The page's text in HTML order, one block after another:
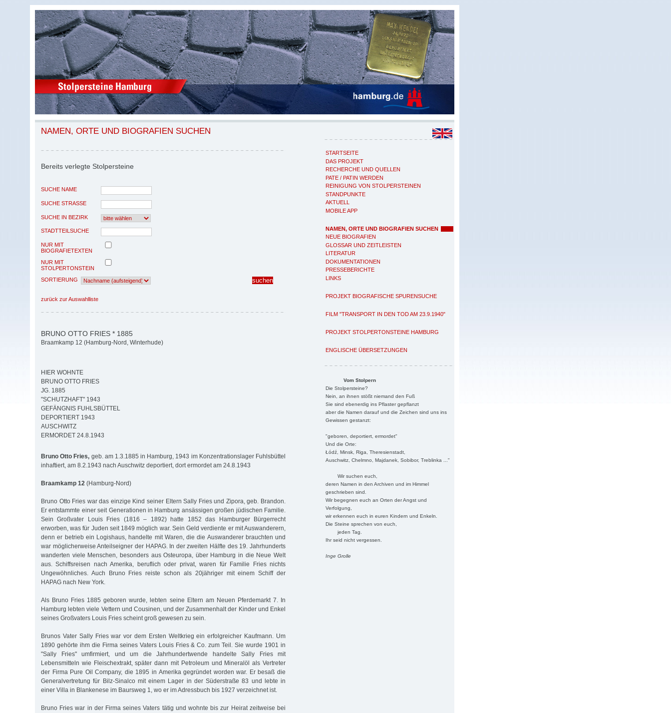
STARTSEITE
DAS PROJEKT
RECHERCHE UND QUELLEN
PATE / PATIN WERDEN
REINIGUNG VON STOLPERSTEINEN
STANDPUNKTE
AKTUELL
MOBILE APP
NAMEN, ORTE UND BIOGRAFIEN SUCHEN
NEUE BIOGRAFIEN
GLOSSAR UND ZEITLEISTEN
LITERATUR
DOKUMENTATIONEN
PRESSEBERICHTE
LINKS
PROJEKT BIOGRAFISCHE SPURENSUCHE
FILM "TRANSPORT IN DEN TOD AM 23.9.1940"
PROJEKT STOLPERTONSTEINE HAMBURG
ENGLISCHE ÜBERSETZUNGEN
Vom Stolpern
Die Stolpersteine?
Nein, an ihnen stößt niemand den Fuß
Sie sind ebenerdig ins Pflaster gepflanzt
aber die Namen darauf und die Zeichen sind uns ins
Gewissen gestanzt:
"geboren, deportiert, ermordet"
Und die Orte:
Łódź, Minsk, Riga, Theresienstadt,
Auschwitz, Chelmno, Majdanek, Sobibor, Treblinka ..."
Wir suchen euch,
deren Namen in den Archiven und im Himmel
geschrieben sind.
Wir begegnen euch an Orten der Angst und
Verfolgung,
wir erkennen euch in euren Kindern und Enkeln.
Die Steine sprechen von euch,
jeden Tag.
Ihr seid nicht vergessen.
Inge Grolle
NAMEN, ORTE UND BIOGRAFIEN SUCHEN
Bereits verlegte Stolpersteine
SUCHE NAME
SUCHE STRASSE
SUCHE IN BEZIRK
STADTTEILSUCHE
NUR MIT
BIOGRAFIETEXTEN
NUR MIT
STOLPERTONSTEIN
SORTIERUNG
zurück zur Auswahlliste
BRUNO OTTO FRIES * 1885
Braamkamp 12 (Hamburg-Nord, Winterhude)
HIER WOHNTE
BRUNO OTTO FRIES
JG. 1885
"SCHUTZHAFT" 1943
GEFÄNGNIS FUHLSBÜTTEL
DEPORTIERT 1943
AUSCHWITZ
ERMORDET 24.8.1943
Bruno Otto Fries, geb. am 1.3.1885 in Hamburg, 1943 im Konzentrationslager Fuhlsbüttel
inhaftiert, am 8.2.1943 nach Auschwitz deportiert, dort ermordet am 24.8.1943
Braamkamp 12 (Hamburg-Nord)
Bruno Otto Fries war das einzige Kind seiner Eltern Sally Fries und Zipora, geb. Brandon.
Er entstammte einer seit Generationen in Hamburg ansässigen großen jüdischen Familie.
Sein Großvater Louis Fries (1816 – 1892) hatte 1852 das Hamburger Bürgerrecht
erworben, was für Juden seit 1849 möglich war. Sein Geld verdiente er mit Auswanderern,
denn er betrieb ein Logishaus, handelte mit Waren, die die Auswanderer brauchten und
war möglicherweise Anteilseigner der HAPAG. In der zweiten Hälfte des 19. Jahrhunderts
wanderten viele Menschen, besonders aus Osteuropa, über Hamburg in die Neue Welt
aus. Schiffsreisen nach Amerika, beruflich oder privat, waren für Familie Fries nichts
Ungewöhnliches. Auch Bruno Fries reiste schon als 20jähriger mit einem Schiff der
HAPAG nach New York.
Als Bruno Fries 1885 geboren wurde, lebten seine Eltern am Neuen Pferdemarkt 7. In
Hamburg lebten viele Vettern und Cousinen, und der Zusammenhalt der Kinder und Enkel
seines Großvaters Louis Fries scheint groß gewesen zu sein.
Brunos Vater Sally Fries war vor dem Ersten Weltkrieg ein erfolgreicher Kaufmann. Um
1890 gehörte ihm die Firma seines Vaters Louis Fries & Co. zum Teil. Sie wurde 1901 in
"Sally Fries" umfirmiert, und um die Jahrhundertwende handelte Sally Fries mit
Lebensmitteln wie Fleischextrakt, später dann mit Petroleum und Mineralöl als Vertreter
der Firma Pure Oil Company, die 1895 in Amerika gegründet worden war. Er besaß die
Generalvertretung für Bilz-Sinalco mit einem Lager in der Süderstraße 83 und lebte in
einer Villa in Blankenese im Baursweg 1, wo er im Adressbuch bis 1927 verzeichnet ist.
Bruno Fries war in der Firma seines Vaters tätig und wohnte bis zur Heirat zeitweise bei